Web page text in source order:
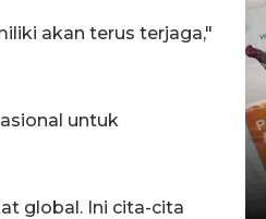
akan terus terjaga,"
untuk
global. Ini cita-cita